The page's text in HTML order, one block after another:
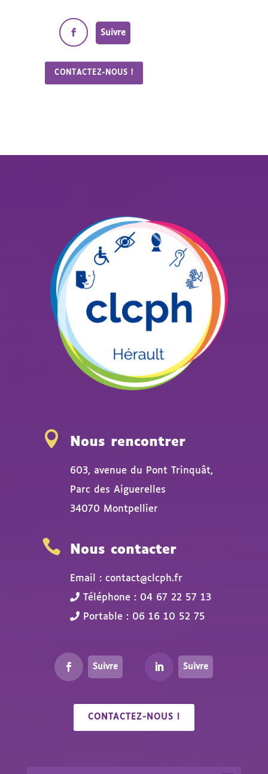
Suivre
CONTACTEZ-NOUS !
 Nous rencontrer
603, avenue du Pont Trinquât,
Parc des Aiguerelles
34070 Montpellier
 Nous contacter
Email : contact@clcph.fr
Téléphone : 04 67 22 57 13
Portable : 06 16 10 52 75
Suivre Suivre
CONTACTEZ-NOUS !